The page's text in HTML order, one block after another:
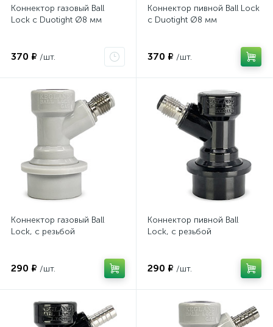
Коннектор газовый Ball
Lock с Duotight Ø8 мм
370 ₽ /шт.
Коннектор пивной Ball Lock
с Duotight Ø8 мм
370 ₽ /шт.
Коннектор газовый Ball
Lock, с резьбой
290 ₽ /шт.
Коннектор пивной Ball
Lock, с резьбой
290 ₽ /шт.